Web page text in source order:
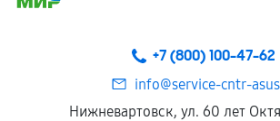
+7 (800) 100-47-62
info@service-cntr-
Нижневартовск, ул. 60 лет